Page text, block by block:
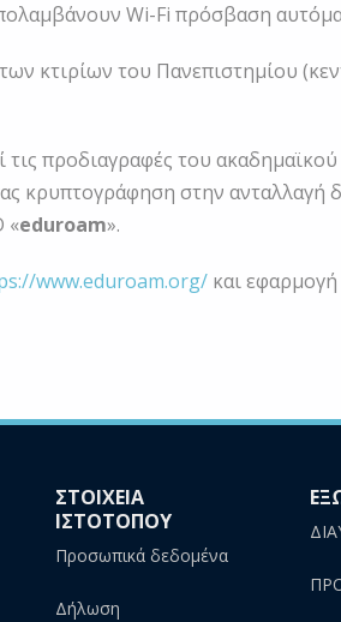
Wi-Fi πρόσβαση
κτιρίων του Πανεπιστημίου
προδιαγραφές του
κρυπτογράφηση στην
«eduroam».
www.eduroam.org/και εφαρμογή
ΣΤΟΙΧΕΙΑ
ΙΣΤΟΤΟΠΟΥ
Προσωπικά δεδομένα
Δήλωση